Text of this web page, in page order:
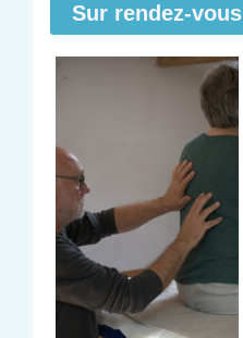
Sur rendez-vous